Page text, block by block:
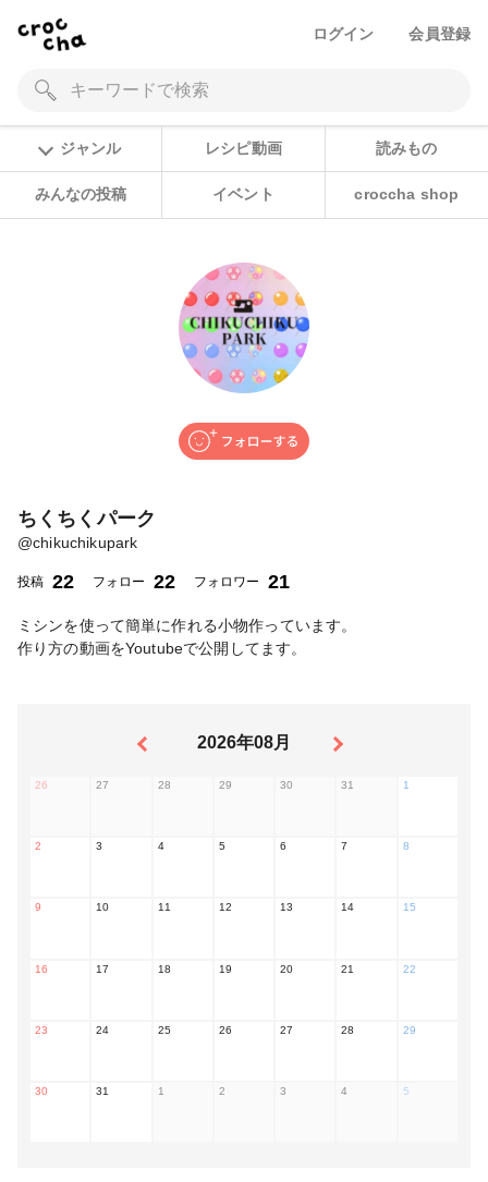
ログイン 会員登録
ジャンル レシピ動画 読みもの
みんなの投稿 イベント croccha shop
ちくちくパーク
@chikuchikupark
投稿 22 フォロー 22 フォロワー 21
ミシンを使って簡単に作れる小物作っています。
作り方の動画をYoutubeで公開してます。
2026年08月
26 27 28 29 30 31 1
2 3 4 5 6 7 8
9 10 11 12 13 14 15
16 17 18 19 20 21 22
23 24 25 26 27 28 29
30 31 1 2 3 4 5